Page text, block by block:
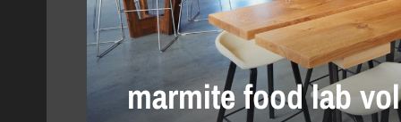
marmite food lab